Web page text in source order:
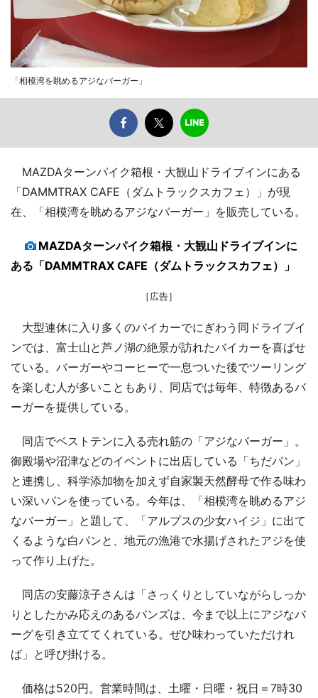
「相模湾を眺めるアジなバーガー」
MAZDAターンパイク箱根・大観山ドライブインにある
「DAMMTRAX CAFE（ダムトラックスカフェ）」が現
在、「相模湾を眺めるアジなバーガー」を販売している。
MAZDAターンパイク箱根・大観山ドライブインに
ある「DAMMTRAX CAFE（ダムトラックスカフェ）」
［広告］
大型連休に入り多くのバイカーでにぎわう同ドライブイ
ンでは、富士山と芦ノ湖の絶景が訪れたバイカーを喜ばせ
ている。バーガーやコーヒーで一息ついた後でツーリング
を楽しむ人が多いこともあり、同店では毎年、特徴あるバ
ーガーを提供している。
同店でベストテンに入る売れ筋の「アジなバーガー」。
御殿場や沼津などのイベントに出店している「ちだパン」
と連携し、科学添加物を加えず自家製天然酵母で作る味わ
い深いパンを使っている。今年は、「相模湾を眺めるアジ
なバーガー」と題して、「アルプスの少女ハイジ」に出て
くるような白パンと、地元の漁港で水揚げされたアジを使
って作り上げた。
同店の安藤涼子さんは「さっくりとしていながらしっか
りとしたかみ応えのあるバンズは、今まで以上にアジなバ
ーグを引き立ててくれている。ぜひ味わっていただけれ
ば」と呼び掛ける。
価格は520円。営業時間は、土曜・日曜・祝日＝7時30